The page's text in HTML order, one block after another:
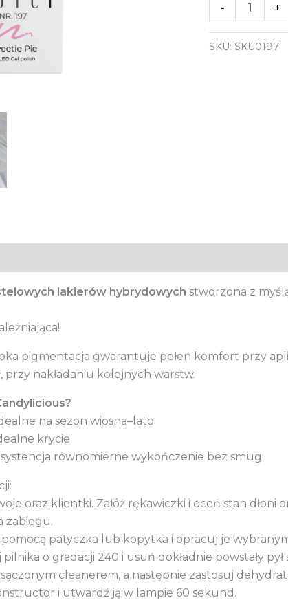
- +
SKU:SKU0197
lakierów hybrydowych stworzona z
pigmentacja gwarantuje pełen komfort przy
nakładaniu kolejnych warstw.
na sezon wiosna–lato
krycie
równomierne wykończenie bez smug
oraz klientki. Załóż rękawiczki i oceń stan dłoni
zabiegu.
patyczka lub kopytka i opracuj je
o gradacji 240 i usuń dokładnie powstały pył
cleanerem, a następnie zastosuj
i utwardź ją w lampie 60 sekund.